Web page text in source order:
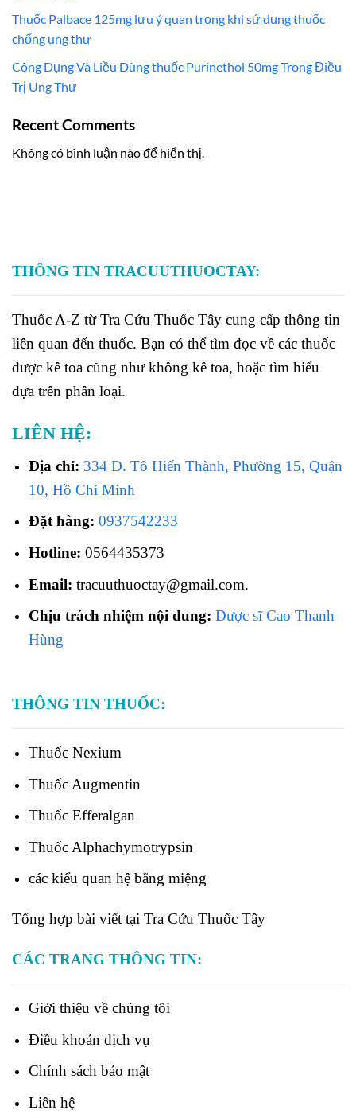
Thuốc Palbace 125mg lưu ý quan trọng khi sử dụng thuốc
chống ung thư
Công Dụng Và Liều Dùng thuốc Purinethol 50mg Trong Điều
Trị Ung Thư
Recent Comments
Không có bình luận nào để hiển thị.
THÔNG TIN TRACUUTHUOCTAY:
Thuốc A-Z từ Tra Cứu Thuốc Tây cung cấp thông tin
liên quan đến thuốc. Bạn có thể tìm đọc về các thuốc
được kê toa cũng như không kê toa, hoặc tìm hiểu
dựa trên phân loại.
LIÊN HỆ:
Địa chỉ: 334 Đ. Tô Hiến Thành, Phường 15, Quận
10, Hồ Chí Minh
Đặt hàng: 0937542233
Hotline: 0564435373
Email: tracuuthuoctay@gmail.com.
Chịu trách nhiệm nội dung: Dược sĩ Cao Thanh
Hùng
THÔNG TIN THUỐC:
Thuốc Nexium
Thuốc Augmentin
Thuốc Efferalgan
Thuốc Alphachymotrypsin
các kiểu quan hệ bằng miệng
Tổng hợp bài viết tại Tra Cứu Thuốc Tây
CÁC TRANG THÔNG TIN:
Giới thiệu về chúng tôi
Điều khoản dịch vụ
Chính sách bảo mật
Liên hệ